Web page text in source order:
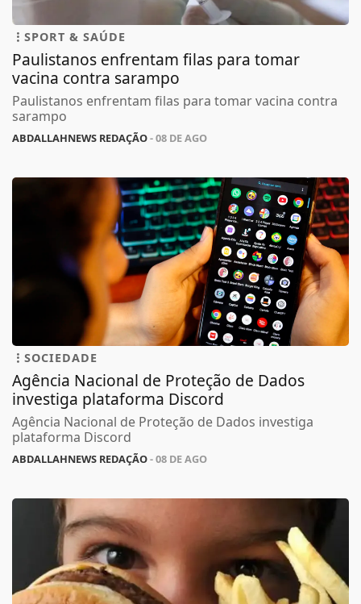
SPORT & SAÚDE
Paulistanos enfrentam filas para tomar
vacina contra sarampo
Paulistanos enfrentam filas para tomar vacina contra
sarampo
ABDALLAHNEWS REDAÇÃO- 08 DE AGO
SOCIEDADE
Agência Nacional de Proteção de Dados
investiga plataforma Discord
Agência Nacional de Proteção de Dados investiga
plataforma Discord
ABDALLAHNEWS REDAÇÃO- 08 DE AGO